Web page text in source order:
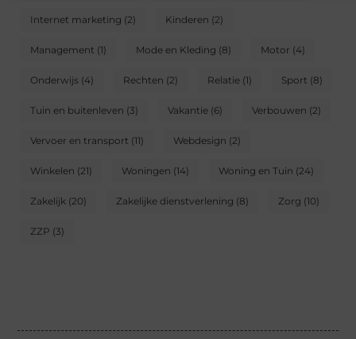
Internet marketing (2) Kinderen (2)
Management (1) Mode en Kleding (8) Motor (4)
Onderwijs (4) Rechten (2) Relatie (1) Sport (8)
Tuin en buitenleven (3) Vakantie (6) Verbouwen (2)
Vervoer en transport (11) Webdesign (2)
Winkelen (21) Woningen (14) Woning en Tuin (24)
Zakelijk (20) Zakelijke dienstverlening (8) Zorg (10)
ZZP (3)